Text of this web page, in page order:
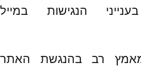
הנגישות במייל
רב בהנגשת האתר